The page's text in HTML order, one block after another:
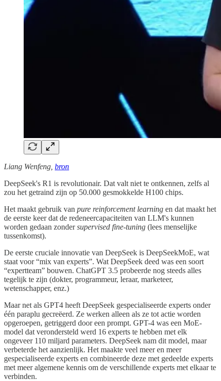
Liang Wenfeng, bron
DeepSeek's R1 is revolutionair. Dat valt niet te ontkennen, zelfs al
zou het getraind zijn op 50.000 gesmokkelde H100 chips.
Het maakt gebruik van pure reinforcement learning en dat maakt het
de eerste keer dat de redeneercapaciteiten van LLM's kunnen
worden gedaan zondersupervised fine-tuning (lees menselijke
tussenkomst).
De eerste cruciale innovatie van DeepSeek is DeepSeekMoE, wat
staat voor “mix van experts”. Wat DeepSeek deed was een soort
“expertteam” bouwen. ChatGPT 3.5 probeerde nog steeds alles
tegelijk te zijn (dokter, programmeur, leraar, marketeer,
wetenschapper, enz.)
Maar net als GPT4 heeft DeepSeek gespecialiseerde experts onder
één paraplu gecreëerd. Ze werken alleen als ze tot actie worden
opgeroepen, getriggerd door een prompt. GPT-4 was een MoE-
model dat verondersteld werd 16 experts te hebben met elk
ongeveer 110 miljard parameters. DeepSeek nam dit model, maar
verbeterde het aanzienlijk. Het maakte veel meer en meer
gespecialiseerde experts en combineerde deze met gedeelde experts
met meer algemene kennis om de verschillende experts met elkaar te
verbinden.